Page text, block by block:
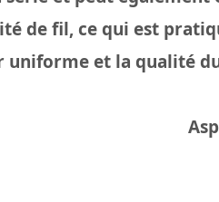
de fil, ce qui est
et la qualité